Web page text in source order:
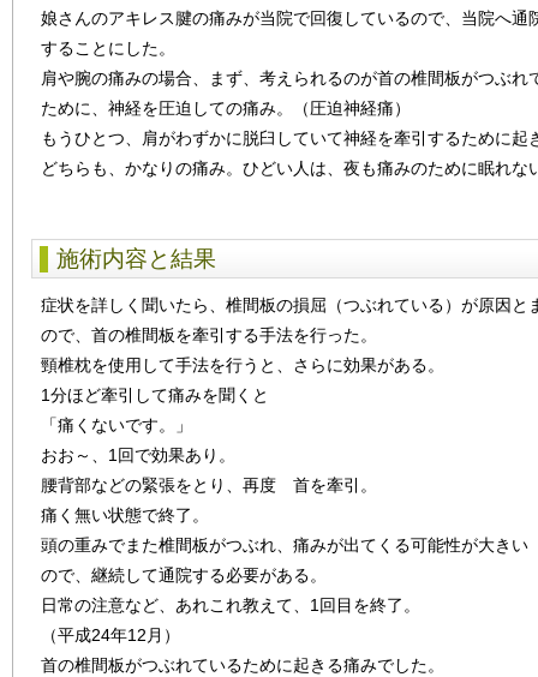
娘さんのアキレス腱の痛みが当院で回復しているので、当院へ通
することにした。
肩や腕の痛みの場合、まず、考えられるのが首の椎間板がつぶれ
ために、神経を圧迫しての痛み。（圧迫神経痛）
もうひとつ、肩がわずかに脱臼していて神経を牽引するために起
どちらも、かなりの痛み。ひどい人は、夜も痛みのために眠れな
施術内容と結果
症状を詳しく聞いたら、椎間板の損屈（つぶれている）が原因と
ので、首の椎間板を牽引する手法を行った。
頸椎枕を使用して手法を行うと、さらに効果がある。
1分ほど牽引して痛みを聞くと
「痛くないです。」
おお～、1回で効果あり。
腰背部などの緊張をとり、再度 首を牽引。
痛く無い状態で終了。
頭の重みでまた椎間板がつぶれ、痛みが出てくる可能性が大きい
ので、継続して通院する必要がある。
日常の注意など、あれこれ教えて、1回目を終了。
（平成24年12月）
首の椎間板がつぶれているために起きる痛みでした。